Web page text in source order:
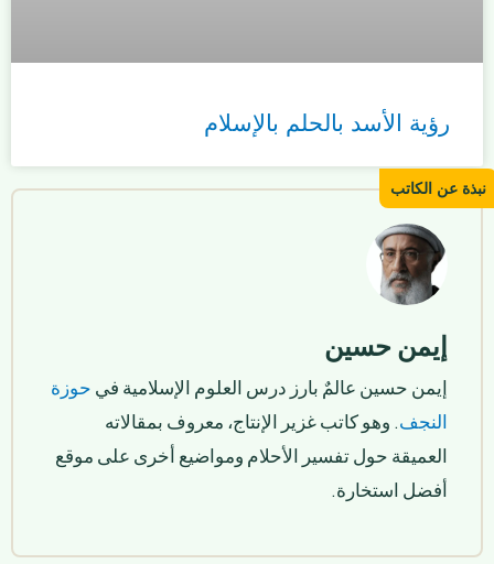
رؤية الأسد بالحلم بالإسلام
إيمن حسين
إيمن حسين عالمٌ بارز درس العلوم الإسلامية في حوزة
النجف. وهو كاتب غزير الإنتاج، معروف بمقالاته
العميقة حول تفسير الأحلام ومواضيع أخرى على موقع
أفضل استخارة.